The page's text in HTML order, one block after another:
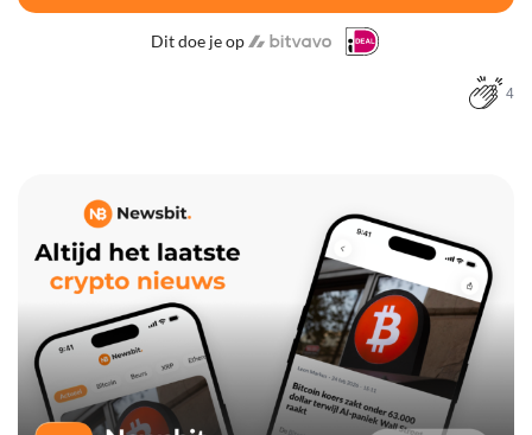
Dit doe je op
4